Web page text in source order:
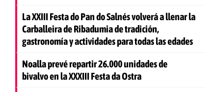
La XXIII Festa do Pan do Salnés volverá a llenar la
Carballeira de Ribadumia de tradición,
gastronomía y actividades para todas las edades
Noalla prevé repartir 26.000 unidades de
bivalvo en la XXXIII Festa da Ostra